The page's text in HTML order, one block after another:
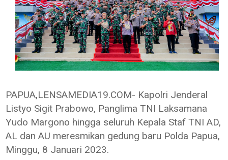
PAPUA,LENSAMEDIA19.COM- Kapolri Jenderal
Listyo Sigit Prabowo, Panglima TNI Laksamana
Yudo Margono hingga seluruh Kepala Staf TNI AD,
AL dan AU meresmikan gedung baru Polda Papua,
Minggu, 8 Januari 2023.